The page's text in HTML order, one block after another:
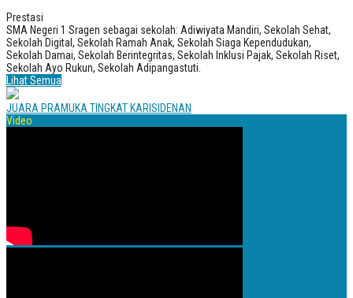
Prestasi
SMA Negeri 1 Sragen sebagai sekolah: Adiwiyata Mandiri, Sekolah Sehat,
Sekolah Digital, Sekolah Ramah Anak, Sekolah Siaga Kependudukan,
Sekolah Damai, Sekolah Berintegritas, Sekolah Inklusi Pajak, Sekolah Riset,
Sekolah Ayo Rukun, Sekolah Adipangastuti.
Lihat Semua
JUARA PRAMUKA TINGKAT KARISIDENAN
Video